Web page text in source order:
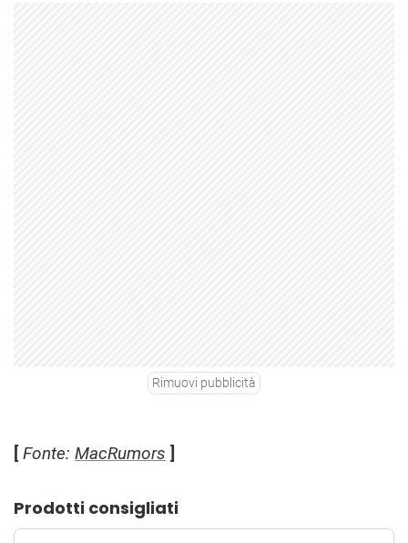
Rimuovi pubblicità
[ Fonte:MacRumors ]
Prodotti consigliati